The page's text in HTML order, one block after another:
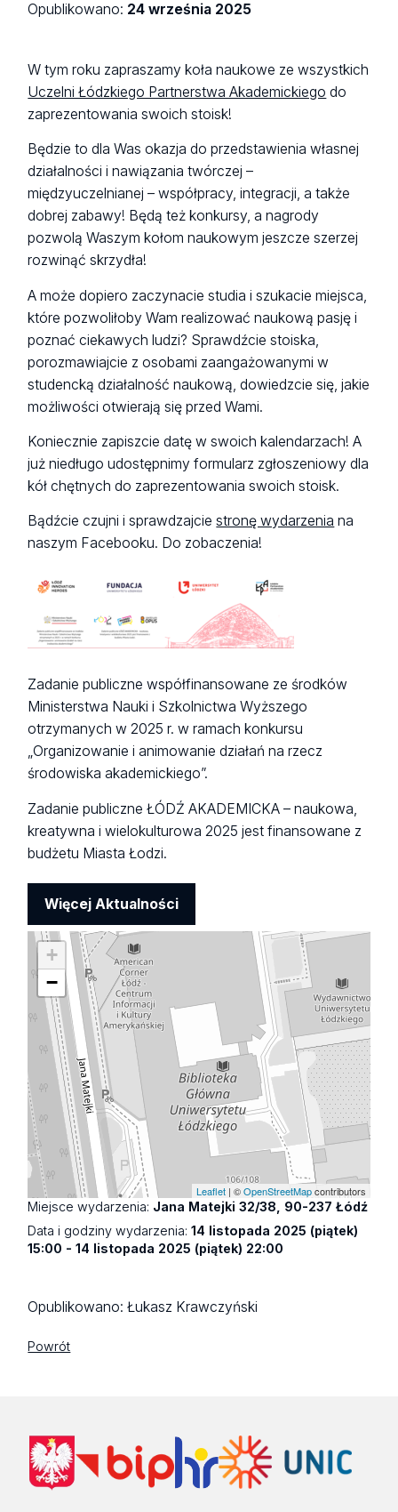
Opublikowano: 24 września 2025
W tym roku zapraszamy koła naukowe ze wszystkich
Uczelni Łódzkiego Partnerstwa Akademickiego do
zaprezentowania swoich stoisk!
Będzie to dla Was okazja do przedstawienia własnej
działalności i nawiązania twórczej –
międzyuczelnianej – współpracy, integracji, a także
dobrej zabawy! Będą też konkursy, a nagrody
pozwolą Waszym kołom naukowym jeszcze szerzej
rozwinąć skrzydła!
A może dopiero zaczynacie studia i szukacie miejsca,
które pozwoliłoby Wam realizować naukową pasję i
poznać ciekawych ludzi? Sprawdźcie stoiska,
porozmawiajcie z osobami zaangażowanymi w
studencką działalność naukową, dowiedzcie się, jakie
możliwości otwierają się przed Wami.
Koniecznie zapiszcie datę w swoich kalendarzach! A
już niedługo udostępnimy formularz zgłoszeniowy dla
kół chętnych do zaprezentowania swoich stoisk.
Bądźcie czujni i sprawdzajciestronę wydarzenia na
naszym Facebooku. Do zobaczenia!
Zadanie publiczne współfinansowane ze środków
Ministerstwa Nauki i Szkolnictwa Wyższego
otrzymanych w 2025 r. w ramach konkursu
„Organizowanie i animowanie działań na rzecz
środowiska akademickiego”.
Zadanie publiczne ŁÓDŹ AKADEMICKA – naukowa,
kreatywna i wielokulturowa 2025 jest finansowane z
budżetu Miasta Łodzi.
Więcej Aktualności
+
−
Leaflet| ©OpenStreetMapcontributors
Miejsce wydarzenia: Jana Matejki 32/38, 90-237 Łódź
Data i godziny wydarzenia:14 listopada 2025 (piątek)
15:00 - 14 listopada 2025 (piątek) 22:00
Opublikowano:Łukasz Krawczyński
Powrót